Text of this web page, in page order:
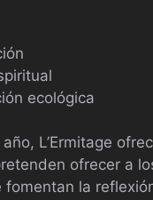
ecológica
L’Ermitage
ofrecer a
fomentan la